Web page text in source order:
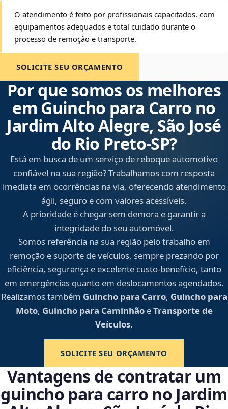
O atendimento é feito por profissionais capacitados, com
equipamentos adequados e total cuidado durante o
processo de remoção e transporte.
SOLICITE SEU ORÇAMENTO
Por que somos os melhores
em Guincho para Carro no
Jardim Alto Alegre, São José
do Rio Preto‑SP?
Está em busca de um serviço de reboque automotivo
confiável na sua região? Trabalhamos com resposta
imediata em ocorrências na via, oferecendo atendimento
ágil, seguro e com valores acessíveis.
A prioridade é chegar sem demora e garantir a
integridade do seu automóvel.
Somos referência na sua região pelo trabalho em
remoção e suporte de veículos, sempre prezando por
eficiência, segurança e excelente custo-benefício, tanto
em emergências quanto em deslocamentos agendados.
Realizamos também Guincho para Carro, Guincho para
Moto, Guincho para CaminhãoeTransporte de
Veículos.
SOLICITE SEU ORÇAMENTO
Vantagens de contratar um
guincho para carro no Jardim